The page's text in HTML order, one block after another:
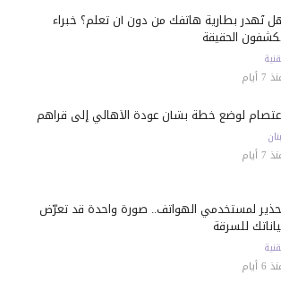
تُهدر بطارية هاتفك من دون أن تعلم؟ خبراء
الحقيقة
أيام
لوضع خطة بشأن عودة الأهالي إلى قراهم
أيام
لمستخدمي الهواتف.. صورة واحدة قد تعرّض
للسرقة
أيام